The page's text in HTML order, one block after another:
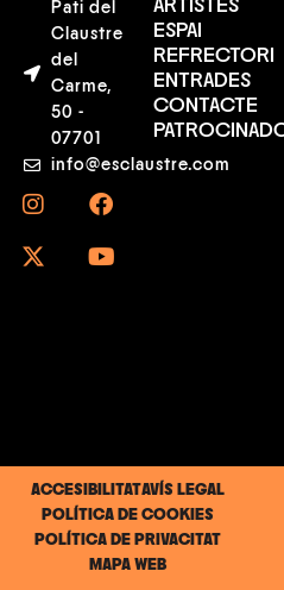
Pati del
Claustre
del
Carme,
50 -
07701
info@esclaustre.com
ARTISTES
ESPAI
REFRECTORI
ENTRADES
CONTACTE
ACCESIBILITATAVÍS LEGAL
POLÍTICA DE COOKIES
POLÍTICA DE PRIVACITAT
MAPA WEB